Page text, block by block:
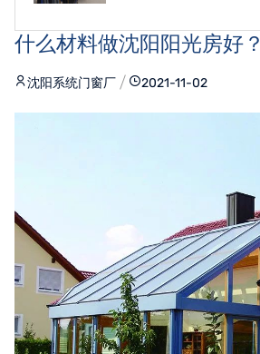
什么材料做沈阳阳光房好？
沈阳系统门窗厂 2021-11-02